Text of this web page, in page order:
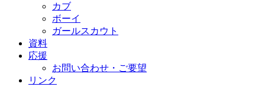
カブ
ボーイ
ガールスカウト
資料
応援
お問い合わせ・ご要望
リンク